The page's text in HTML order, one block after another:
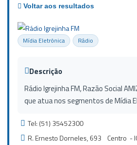
Mídia Eletrônica Rádio
Descrição
Rádio Igrejinha FM, Razão Social
que atua nos segmentos de Mídia
Tel: (51) 35452300
R. Ernesto Dorneles, 693 Centro -